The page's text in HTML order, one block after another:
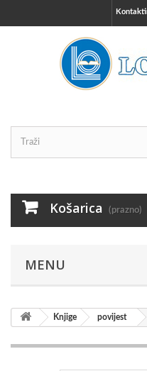
Košarica (prazno)
MENU
Knjige povijest